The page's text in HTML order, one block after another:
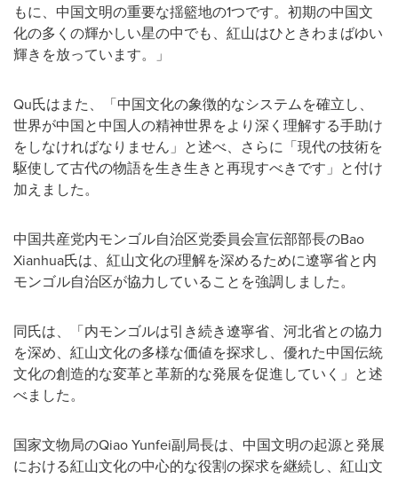
もに、中国文明の重要な揺籃地の1つです。初期の中国文
化の多くの輝かしい星の中でも、紅山はひときわまばゆい
輝きを放っています。」
Qu氏はまた、「中国文化の象徴的なシステムを確立し、
世界が中国と中国人の精神世界をより深く理解する手助け
をしなければなりません」と述べ、さらに「現代の技術を
駆使して古代の物語を生き生きと再現すべきです」と付け
加えました。
中国共産党内モンゴル自治区党委員会宣伝部部長のBao
Xianhua氏は、紅山文化の理解を深めるために遼寧省と内
モンゴル自治区が協力していることを強調しました。
同氏は、「内モンゴルは引き続き遼寧省、河北省との協力
を深め、紅山文化の多様な価値を探求し、優れた中国伝統
文化の創造的な変革と革新的な発展を促進していく」と述
べました。
国家文物局のQiao Yunfei副局長は、中国文明の起源と発展
における紅山文化の中心的な役割の探求を継続し、紅山文